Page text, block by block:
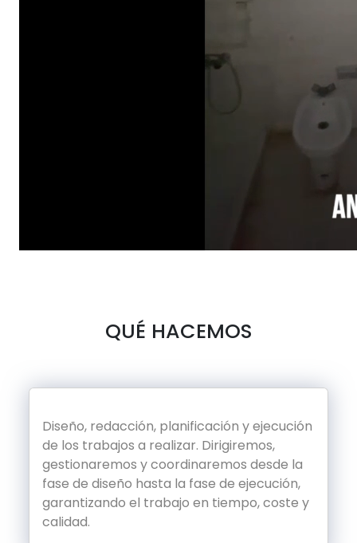
QUÉ HACEMOS
Diseño, redacción, planificación y ejecución
de los trabajos a realizar. Dirigiremos,
gestionaremos y coordinaremos desde la
fase de diseño hasta la fase de ejecución,
garantizando el trabajo en tiempo, coste y
calidad.